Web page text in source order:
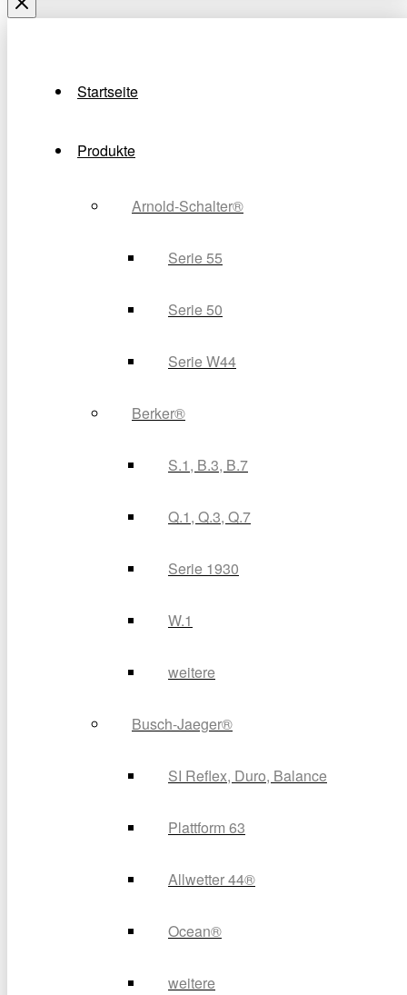
Startseite
Produkte
Arnold-Schalter®
Serie 55
Serie 50
Serie W44
Berker®
S.1, B.3, B.7
Q.1, Q.3, Q.7
Serie 1930
W.1
weitere
Busch-Jaeger®
SI Reflex, Duro, Balance
Plattform 63
Allwetter 44®
Ocean®
weitere